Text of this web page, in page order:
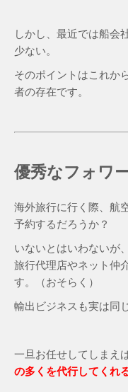
しかし、最近では船会
少ない。
そのポイントはこれか
者の存在です。
優秀なフォワ
海外旅行に行く際、航
予約するだろうか？
いないとはいわないが
旅行代理店やネット仲
す。（おそらく）
輸出ビジネスも実は同
一旦お任せしてしまえ
の多くを代行してくれ